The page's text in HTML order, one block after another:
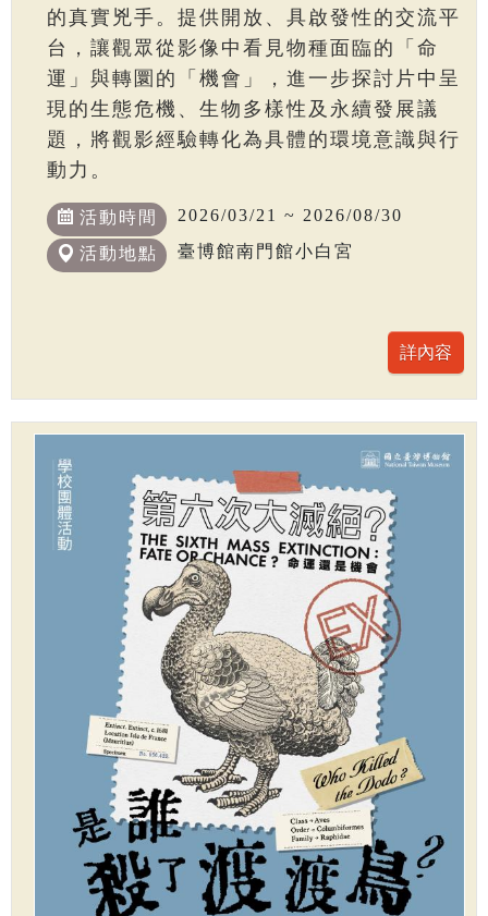
的真實兇手。提供開放、具啟發性的交流平
台，讓觀眾從影像中看見物種面臨的「命
運」與轉圜的「機會」，進一步探討片中呈
現的生態危機、生物多樣性及永續發展議
題，將觀影經驗轉化為具體的環境意識與行
動力。
活動時間 2026/03/21 ~ 2026/08/30
活動地點 臺博館南門館小白宮